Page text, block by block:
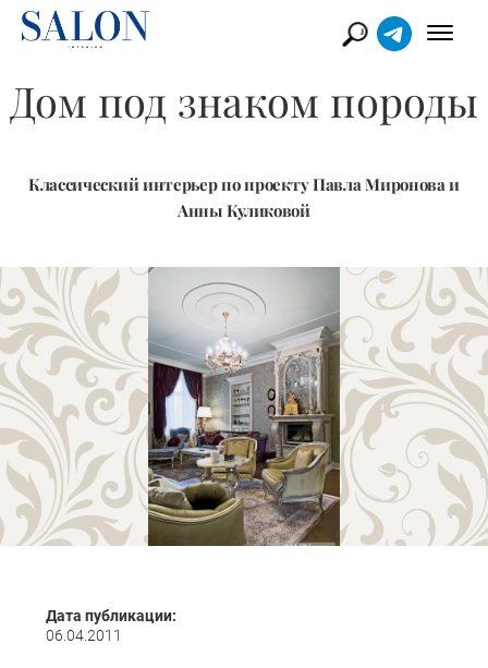
Дом под знаком породы
Классический интерьер по проекту Павла Миронова и
Анны Куликовой
Дата публикации:
06.04.2011